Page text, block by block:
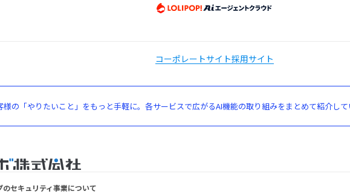
コーポレートサイト採用サイト
様の「やりたいこと」をもっと手軽に。各サービスで広がるAI機能の取り組みをまとめて紹介し
セキュリティ事業について